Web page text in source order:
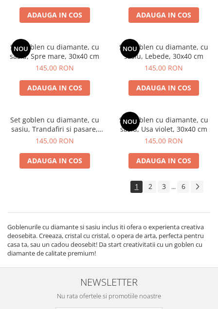
ADAUGA IN COS ADAUGA IN COS
NOU
Set goblen cu diamante, cu
sasiu, Spre mare, 30x40 cm
145,00 RON
ADAUGA IN COS
NOU
Set goblen cu diamante, cu
sasiu, Lebede, 30x40 cm
145,00 RON
ADAUGA IN COS
Set goblen cu diamante, cu
sasiu, Trandafiri si pasare,
30x40 cm
145,00 RON
ADAUGA IN COS
NOU
Set goblen cu diamante, cu
sasiu, Usa violet, 30x40 cm
145,00 RON
ADAUGA IN COS
1 2 3 ... 6
Goblenurile cu diamante si sasiu inclus iti ofera o experienta creativa
deosebita. Creeaza, cristal cu cristal, o opera de arta, perfecta pentru
casa ta, sau un cadou deosebit! Da start creativitatii cu un goblen cu
diamante de calitate premium!
NEWSLETTER
Nu rata ofertele si promotiile noastre